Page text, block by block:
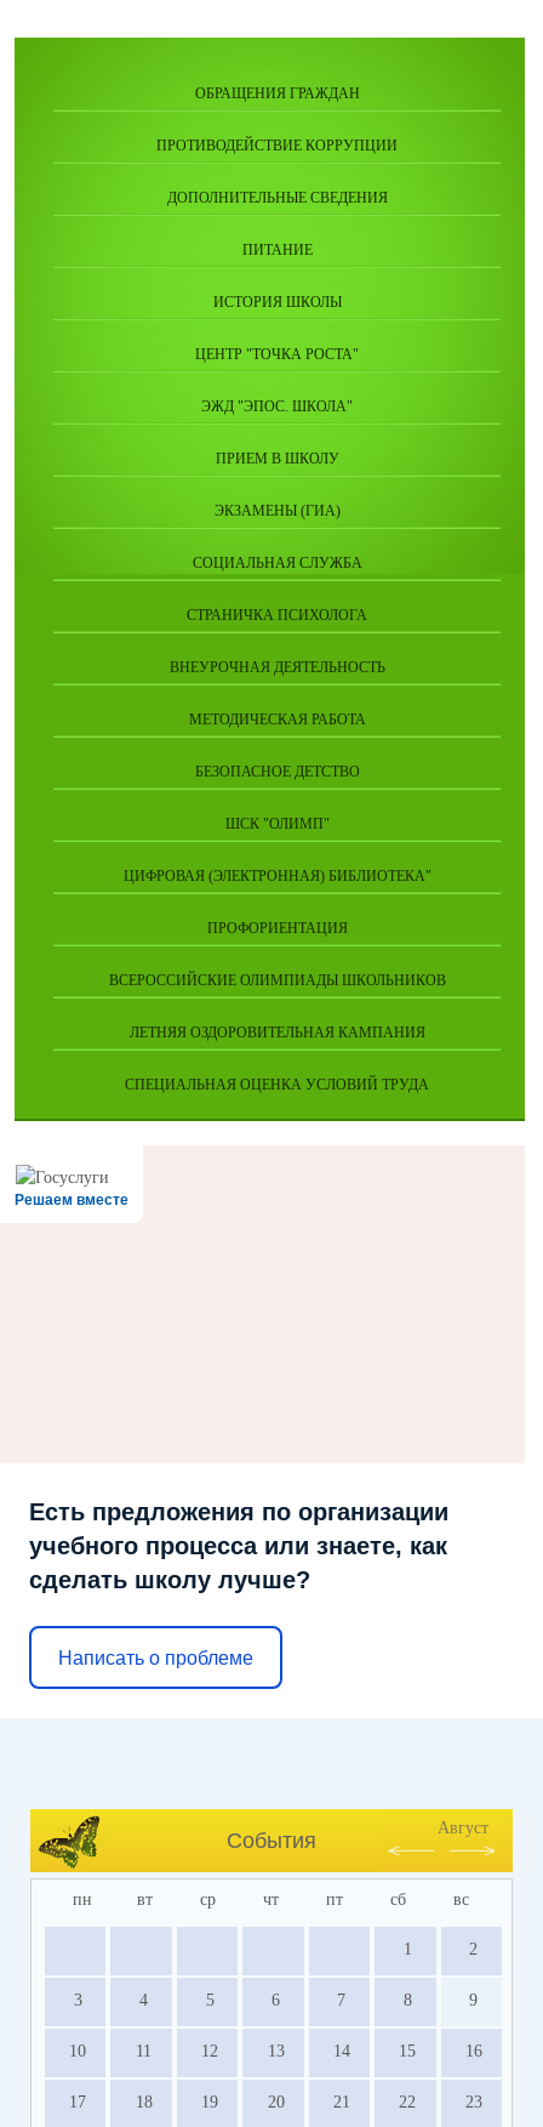
ОБРАЩЕНИЯ ГРАЖДАН
ПРОТИВОДЕЙСТВИЕ КОРРУПЦИИ
ДОПОЛНИТЕЛЬНЫЕ СВЕДЕНИЯ
ПИТАНИЕ
ИСТОРИЯ ШКОЛЫ
ЦЕНТР "ТОЧКА РОСТА"
ЭЖД "ЭПОС. ШКОЛА"
ПРИЕМ В ШКОЛУ
ЭКЗАМЕНЫ (ГИА)
СОЦИАЛЬНАЯ СЛУЖБА
СТРАНИЧКА ПСИХОЛОГА
ВНЕУРОЧНАЯ ДЕЯТЕЛЬНОСТЬ
МЕТОДИЧЕСКАЯ РАБОТА
БЕЗОПАСНОЕ ДЕТСТВО
ШСК "ОЛИМП"
ЦИФРОВАЯ (ЭЛЕКТРОННАЯ) БИБЛИОТЕКА"
ПРОФОРИЕНТАЦИЯ
ВСЕРОССИЙСКИЕ ОЛИМПИАДЫ ШКОЛЬНИКОВ
ЛЕТНЯЯ ОЗДОРОВИТЕЛЬНАЯ КАМПАНИЯ
СПЕЦИАЛЬНАЯ ОЦЕНКА УСЛОВИЙ ТРУДА
Решаем вместе
Есть предложения по организации
учебного процесса или знаете, как
сделать школу лучше?
Написать о проблеме
События
Август
пн вт ср чт пт сб вс
1 2
3 4 5 6 7 8 9
10 11 12 13 14 15 16
17 18 19 20 21 22 23